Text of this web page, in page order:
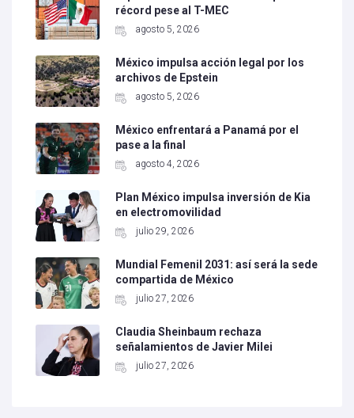
récord pese al T-MEC
agosto 5, 2026
México impulsa acción legal por los
archivos de Epstein
agosto 5, 2026
México enfrentará a Panamá por el
pase a la final
agosto 4, 2026
Plan México impulsa inversión de Kia
en electromovilidad
julio 29, 2026
Mundial Femenil 2031: así será la sede
compartida de México
julio 27, 2026
Claudia Sheinbaum rechaza
señalamientos de Javier Milei
julio 27, 2026